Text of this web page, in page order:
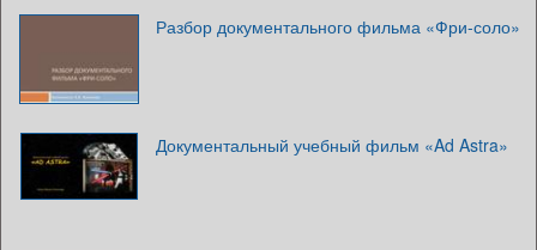
Разбор документального фильма «Фри-соло»
Документальный учебный фильм «Ad Astra»